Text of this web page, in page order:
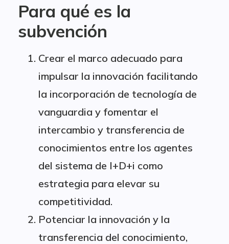
Para qué es la
subvención
Crear el marco adecuado para
impulsar la innovación facilitando
la incorporación de tecnología de
vanguardia y fomentar el
intercambio y transferencia de
conocimientos entre los agentes
del sistema de I+D+i como
estrategia para elevar su
competitividad.
Potenciar la innovación y la
transferencia del conocimiento,